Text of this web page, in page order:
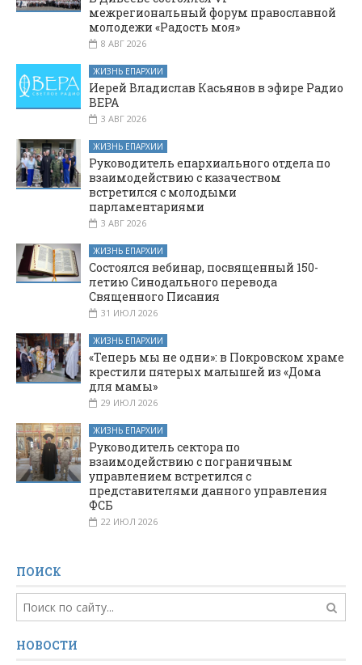
межрегиональный форум православной
молодежи «Радость моя»
8 АВГ 2026
ЖИЗНЬ ЕПАРХИИ
Иерей Владислав Касьянов в эфире Радио
ВЕРА
3 АВГ 2026
ЖИЗНЬ ЕПАРХИИ
Руководитель епархиального отдела по
взаимодействию с казачеством
встретился с молодыми
парламентариями
3 АВГ 2026
ЖИЗНЬ ЕПАРХИИ
Состоялся вебинар, посвященный 150-
летию Синодального перевода
Священного Писания
31 ИЮЛ 2026
ЖИЗНЬ ЕПАРХИИ
«Теперь мы не одни»: в Покровском храме
крестили пятерых малышей из «Дома
для мамы»
29 ИЮЛ 2026
ЖИЗНЬ ЕПАРХИИ
Руководитель сектора по
взаимодействию с пограничным
управлением встретился с
представителями данного управления
ФСБ
22 ИЮЛ 2026
ПОИСК
НОВОСТИ